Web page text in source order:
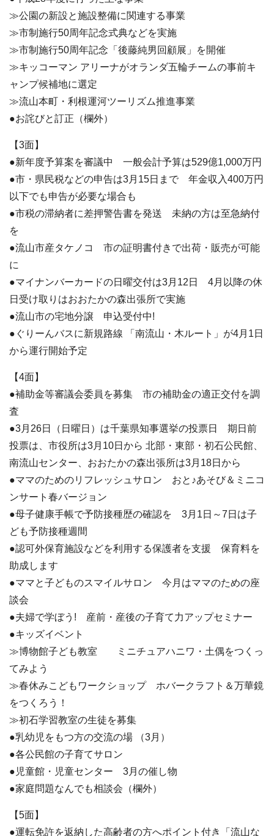
≫公園の新設と施設整備に関連する事業
≫市制施行50周年記念式典などを実施
≫市制施行50周年記念「後藤純男回顧展」を開催
≫キッコーマン アリーナがオランダ五輪チームの事前キ
ャンプ候補地に選定
≫流山本町・利根運河ツーリズム推進事業
●お詫びと訂正（欄外）
【3面】
●新年度予算案を審議中 一般会計予算は529億1,000万円
●市・県民税などの申告は3月15日まで 年金収入400万円
以下でも申告が必要な場合も
●市税の滞納者に差押警告書を発送 未納の方は至急納付
を
●流山市産タケノコ 市の証明書付きで出荷・販売が可能
に
●マイナンバーカードの日曜交付は3月12日 4月以降の休
日受け取りはおおたかの森出張所で実施
●流山市の宅地分譲 申込受付中!
●ぐりーんバスに新規路線 「南流山・木ルート」が4月1日
から運行開始予定
【4面】
●補助金等審議会委員を募集 市の補助金の適正交付を調
査
●3月26日（日曜日）は千葉県知事選挙の投票日 期日前
投票は、市役所は3月10日から 北部・東部・初石公民館、
南流山センター、おおたかの森出張所は3月18日から
●ママのためのリフレッシュサロン おと♪あそび＆ミニコ
ンサート春バージョン
●母子健康手帳で予防接種歴の確認を 3月1日～7日は子
ども予防接種週間
●認可外保育施設などを利用する保護者を支援 保育料を
助成します
●ママと子どものスマイルサロン 今月はママのための座
談会
●夫婦で学ぼう! 産前・産後の子育て力アップセミナー
●キッズイベント
≫博物館子ども教室 ミニチュアハニワ・土偶をつくっ
てみよう
≫春休みこどもワークショップ ホバークラフト＆万華鏡
をつくろう！
≫初石学習教室の生徒を募集
●乳幼児をもつ方の交流の場 （3月）
●各公民館の子育てサロン
●児童館・児童センター 3月の催し物
●家庭問題なんでも相談会（欄外）
【5面】
●運転免許を返納した高齢者の方へポイント付き「流山な